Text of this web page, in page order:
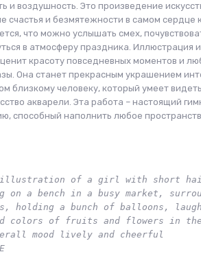
и воздушность. Это произведение
счастья и безмятежности в самом сердце
что можно услышать смех,
в атмосферу праздника. Иллюстрация
красоту повседневных моментов и
Она станет прекрасным украшением
близкому человеку, который умеет
акварели. Эта работа – настоящий
способный наполнить любое
illustration of a girl with short
a bench in a busy market,
holding a bunch of balloons,
colors of fruits and flowers in the
mood lively and cheerful